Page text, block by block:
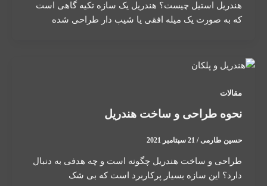
هندریل استیل چیست؟ هندریل یک سازه تکیه گاهی است
که به صورت یک میله افقی یا شیب دار طراحی شده
مقالات
نحوه طراحی و ساخت هندریل
حسین طارمی/ 21 سپتامبر 2021
طراحی و ساخت هندریل چگونه است و چه هدفی به دنبال
دارد؟ این سازه بسیار پرکاربرد است که بی شک